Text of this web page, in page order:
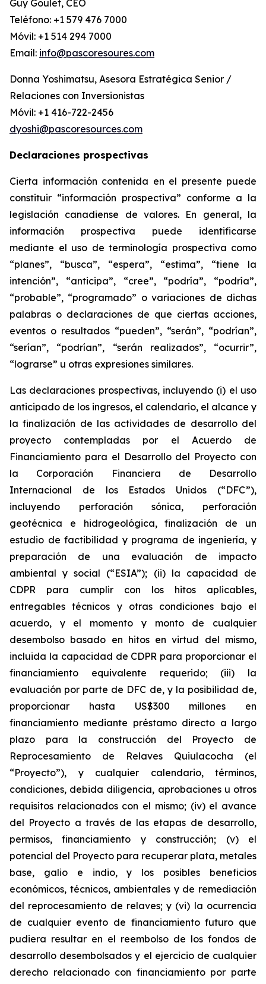
Guy Goulet, CEO
Teléfono: +1 579 476 7000
Móvil: +1 514 294 7000
Email: info@pascoresoures.com
Donna Yoshimatsu, Asesora Estratégica Senior /
Relaciones con Inversionistas
Móvil: +1 416-722-2456
dyoshi@pascoresources.com
Declaraciones prospectivas
Cierta información contenida en el presente puede
constituir “información prospectiva” conforme a la
legislación canadiense de valores. En general, la
información prospectiva puede identificarse
mediante el uso de terminología prospectiva como
“planes”, “busca”, “espera”, “estima”, “tiene la
intención”, “anticipa”, “cree”, “podría”, “podría”,
“probable”, “programado” o variaciones de dichas
palabras o declaraciones de que ciertas acciones,
eventos o resultados “pueden”, “serán”, “podrían”,
“serían”, “podrían”, “serán realizados”, “ocurrir”,
“lograrse” u otras expresiones similares.
Las declaraciones prospectivas, incluyendo (i) el uso
anticipado de los ingresos, el calendario, el alcance y
la finalización de las actividades de desarrollo del
proyecto contempladas por el Acuerdo de
Financiamiento para el Desarrollo del Proyecto con
la Corporación Financiera de Desarrollo
Internacional de los Estados Unidos (“DFC”),
incluyendo perforación sónica, perforación
geotécnica e hidrogeológica, finalización de un
estudio de factibilidad y programa de ingeniería, y
preparación de una evaluación de impacto
ambiental y social (“ESIA”); (ii) la capacidad de
CDPR para cumplir con los hitos aplicables,
entregables técnicos y otras condiciones bajo el
acuerdo, y el momento y monto de cualquier
desembolso basado en hitos en virtud del mismo,
incluida la capacidad de CDPR para proporcionar el
financiamiento equivalente requerido; (iii) la
evaluación por parte de DFC de, y la posibilidad de,
proporcionar hasta US$300 millones en
financiamiento mediante préstamo directo a largo
plazo para la construcción del Proyecto de
Reprocesamiento de Relaves Quiulacocha (el
“Proyecto”), y cualquier calendario, términos,
condiciones, debida diligencia, aprobaciones u otros
requisitos relacionados con el mismo; (iv) el avance
del Proyecto a través de las etapas de desarrollo,
permisos, financiamiento y construcción; (v) el
potencial del Proyecto para recuperar plata, metales
base, galio e indio, y los posibles beneficios
económicos, técnicos, ambientales y de remediación
del reprocesamiento de relaves; y (vi) la ocurrencia
de cualquier evento de financiamiento futuro que
pudiera resultar en el reembolso de los fondos de
desarrollo desembolsados y el ejercicio de cualquier
derecho relacionado con financiamiento por parte